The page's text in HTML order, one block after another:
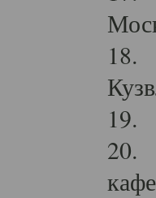
18.
19.
20.